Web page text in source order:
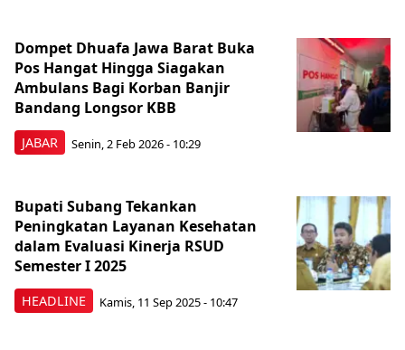
JABAR
Dompet Dhuafa Jawa Barat Buka
Pos Hangat Hingga Siagakan
Ambulans Bagi Korban Banjir
Bandang Longsor KBB
Senin, 2 Feb 2026 - 10:29
HEADLINE
Bupati Subang Tekankan
Peningkatan Layanan Kesehatan
dalam Evaluasi Kinerja RSUD
Semester I 2025
Kamis, 11 Sep 2025 - 10:47